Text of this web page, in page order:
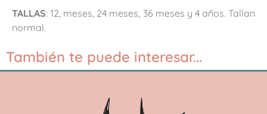
TALLAS: 12, meses, 24 meses, 36 meses y 4 años. Tallan
normal.
También te puede interesar...